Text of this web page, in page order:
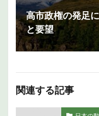
高市政権の発足
と要望
関連する記事